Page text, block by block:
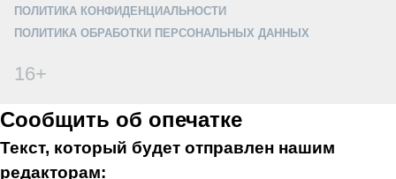
ПОЛИТИКА КОНФИДЕНЦИАЛЬНОСТИ
ПОЛИТИКА ОБРАБОТКИ ПЕРСОНАЛЬНЫХ ДАННЫХ
16+
Сообщить об опечатке
Текст, который будет отправлен нашим
редакторам: